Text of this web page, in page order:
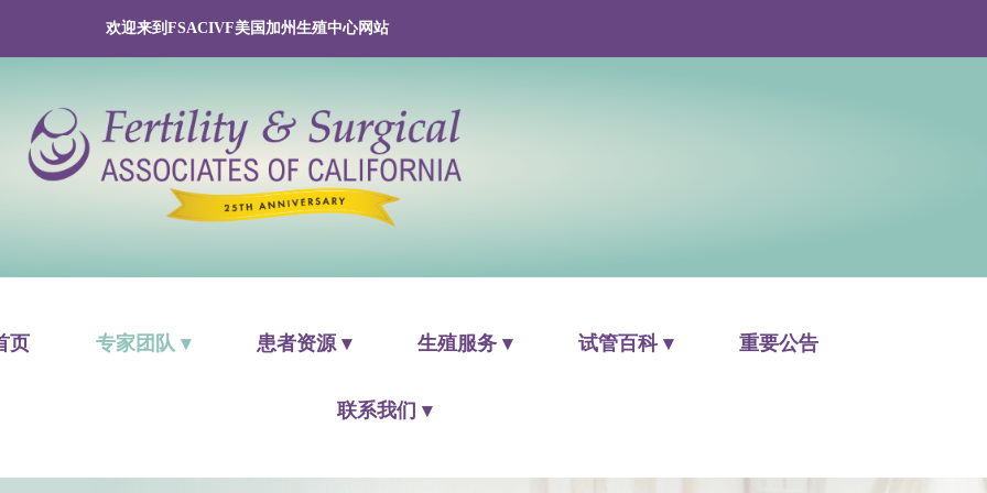
欢迎来到FSACIVF美国加州生殖中心网站
页 专家团队 ▾ 患者资源 ▾ 生殖服务 ▾ 试管百科 ▾ 重要公告
联系我们 ▾